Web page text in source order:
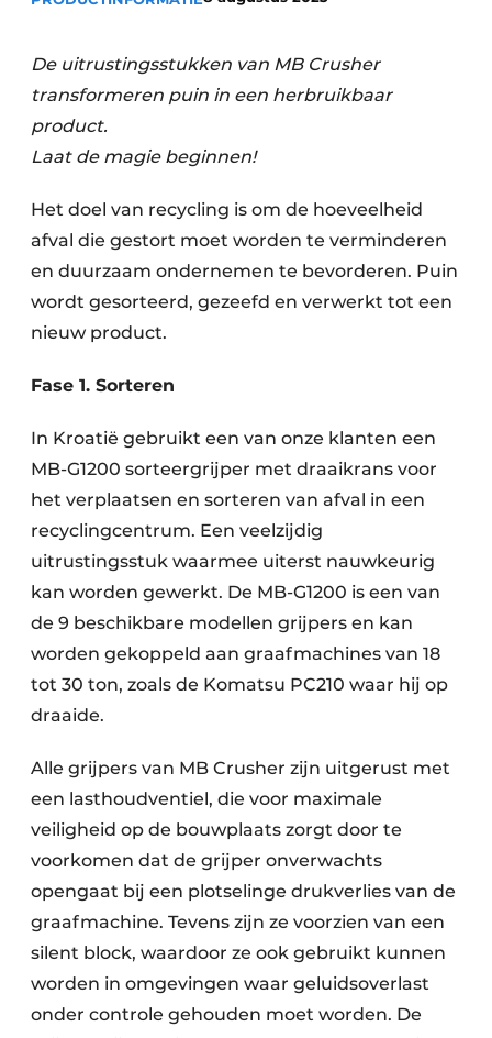
Privacy / Cookie statement
Vacatures
Video’s
De uitrustingsstukken van MB Crusher
transformeren puin in een herbruikbaar
product.
Laat de magie beginnen!
Het doel van recycling is om de hoeveelheid
afval die gestort moet worden te verminderen
en duurzaam ondernemen te bevorderen. Puin
wordt gesorteerd, gezeefd en verwerkt tot een
nieuw product.
Fase 1. Sorteren
In Kroatië gebruikt een van onze klanten een
MB-G1200 sorteergrijper met draaikrans voor
het verplaatsen en sorteren van afval in een
recyclingcentrum. Een veelzijdig
uitrustingsstuk waarmee uiterst nauwkeurig
kan worden gewerkt. De MB-G1200 is een van
de 9 beschikbare modellen grijpers en kan
worden gekoppeld aan graafmachines van 18
tot 30 ton, zoals de Komatsu PC210 waar hij op
draaide.
Alle grijpers van MB Crusher zijn uitgerust met
een lasthoudventiel, die voor maximale
veiligheid op de bouwplaats zorgt door te
voorkomen dat de grijper onverwachts
opengaat bij een plotselinge drukverlies van de
graafmachine. Tevens zijn ze voorzien van een
silent block, waardoor ze ook gebruikt kunnen
worden in omgevingen waar geluidsoverlast
onder controle gehouden moet worden. De